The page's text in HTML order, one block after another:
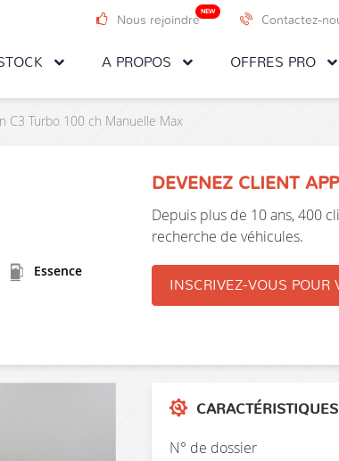
A PROPOS OFFRES PRO
Nous rejoindre
NEW
Contactez-
C3 Turbo 100 ch Manuelle Max
Essence
DEVENEZ CLIENT
Depuis plus de 10 ans, 400
recherche de véhicules.
INSCRIVEZ-VOUS POUR
CARACTÉRISTIQUES
N° de dossier